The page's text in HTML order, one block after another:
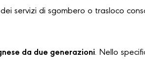
servizi di sgombero o trasloco
da due generazioni. Nello